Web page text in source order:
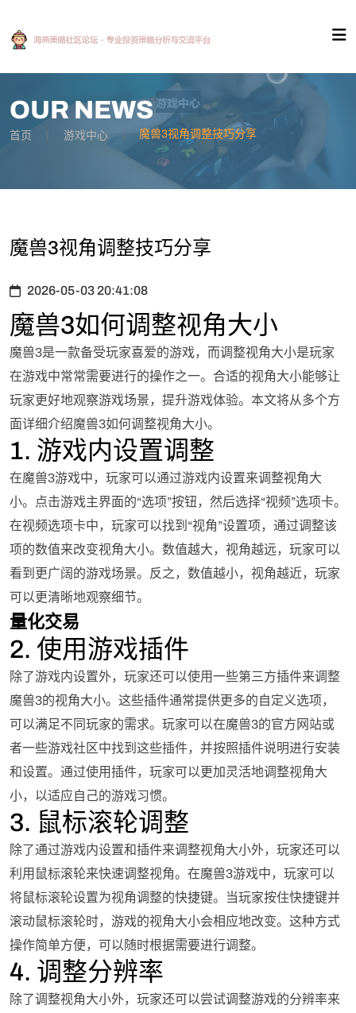
OUR NEWS
首页 游戏中心 魔兽3视角调整技巧分享
魔兽3视角调整技巧分享
2026-05-03 20:41:08
魔兽3如何调整视角大小
魔兽3是一款备受玩家喜爱的游戏，而调整视角大小是玩家
在游戏中常常需要进行的操作之一。合适的视角大小能够让
玩家更好地观察游戏场景，提升游戏体验。本文将从多个方
面详细介绍魔兽3如何调整视角大小。
1. 游戏内设置调整
在魔兽3游戏中，玩家可以通过游戏内设置来调整视角大
小。点击游戏主界面的“选项”按钮，然后选择“视频”选项卡。
在视频选项卡中，玩家可以找到“视角”设置项，通过调整该
项的数值来改变视角大小。数值越大，视角越远，玩家可以
看到更广阔的游戏场景。反之，数值越小，视角越近，玩家
可以更清晰地观察细节。
量化交易
2. 使用游戏插件
除了游戏内设置外，玩家还可以使用一些第三方插件来调整
魔兽3的视角大小。这些插件通常提供更多的自定义选项，
可以满足不同玩家的需求。玩家可以在魔兽3的官方网站或
者一些游戏社区中找到这些插件，并按照插件说明进行安装
和设置。通过使用插件，玩家可以更加灵活地调整视角大
小，以适应自己的游戏习惯。
3. 鼠标滚轮调整
除了通过游戏内设置和插件来调整视角大小外，玩家还可以
利用鼠标滚轮来快速调整视角。在魔兽3游戏中，玩家可以
将鼠标滚轮设置为视角调整的快捷键。当玩家按住快捷键并
滚动鼠标滚轮时，游戏的视角大小会相应地改变。这种方式
操作简单方便，可以随时根据需要进行调整。
4. 调整分辨率
除了调整视角大小外，玩家还可以尝试调整游戏的分辨率来